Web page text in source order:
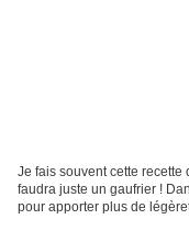
Je fais souvent cette
faudra juste un gaufrier !
pour apporter plus de